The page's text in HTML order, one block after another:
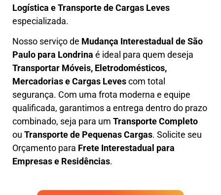
Logística e Transporte de Cargas Leves
especializada.
Nosso serviço de Mudança Interestadual de São
Paulo para Londrina é ideal para quem deseja
Transportar Móveis, Eletrodomésticos,
Mercadorias e Cargas Levescom total
segurança. Com uma frota moderna e equipe
qualificada, garantimos a entrega dentro do prazo
combinado, seja para um Transporte Completo
ou Transporte de Pequenas Cargas. Solicite seu
Orçamento para Frete Interestadual para
Empresas e Residências.